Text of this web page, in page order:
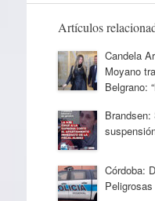
Artículos
Candela
Moyano
Belgrano:
Córdoba: